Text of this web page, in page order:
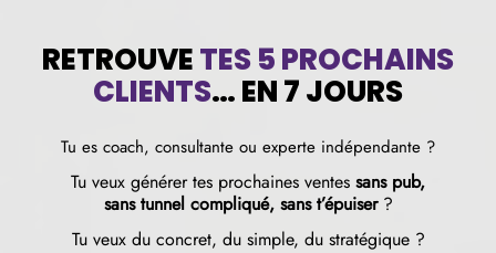
RETROUVETES 5 PROCHAINS
CLIENTS… EN 7 JOURS
Tu es coach, consultante ou experte indépendante ?
Tu veux générer tes prochaines ventes sans pub,
sans tunnel compliqué, sans t’épuiser?
Tu veux du concret, du simple, du stratégique ?